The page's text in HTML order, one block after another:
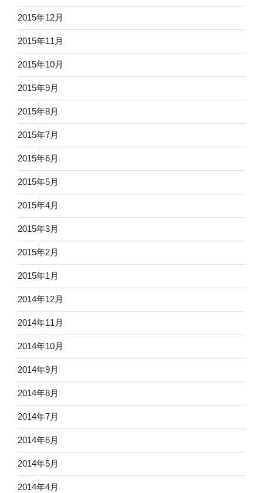
2015年12月
2015年11月
2015年10月
2015年9月
2015年8月
2015年7月
2015年6月
2015年5月
2015年4月
2015年3月
2015年2月
2015年1月
2014年12月
2014年11月
2014年10月
2014年9月
2014年8月
2014年7月
2014年6月
2014年5月
2014年4月